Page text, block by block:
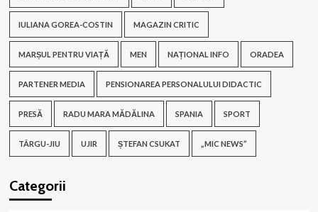
IULIANA GOREA-COSTIN MAGAZIN CRITIC
MARȘUL PENTRU VIAȚĂ MEN NAȚIONAL INFO ORADEA
PARTENER MEDIA PENSIONAREA PERSONALULUI DIDACTIC
PRESĂ RADU MARA MĂDĂLINA SPANIA SPORT
TÂRGU-JIU UJIR ȘTEFAN CSUKAT „MIC NEWS”
Categorii